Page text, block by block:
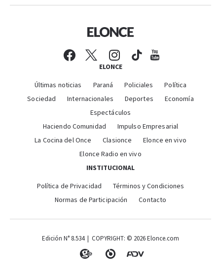
ELONCE
Últimas noticias Paraná Policiales
Política
Sociedad
Internacionales Deportes
Economía
Espectáculos
Haciendo Comunidad
Impulso Empresarial
La Cocina del Once
Clasionce
Elonce en vivo
Elonce Radio en vivo
INSTITUCIONAL
Política de Privacidad
Términos y Condiciones
Normas de Participación
Contacto
Edición N° 8.534 | COPYRIGHT: © 2026 Elonce.com